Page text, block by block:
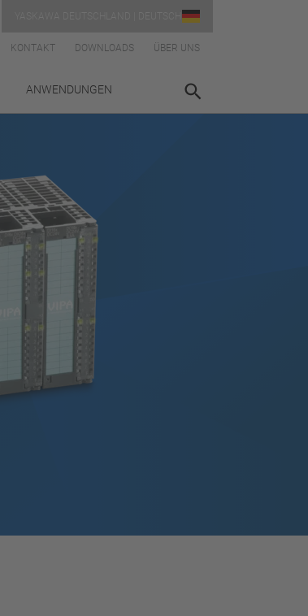
KONTAKT DOWNLOADS ÜBER UNS
ANWENDUNGEN